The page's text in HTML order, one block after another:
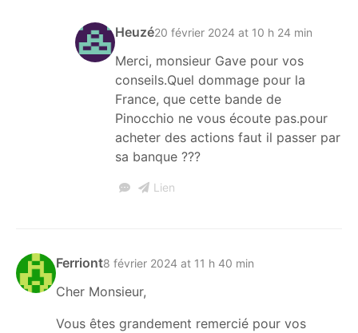
Heuzé20 février 2024 at 10 h 24 min
Merci, monsieur Gave pour vos
conseils.Quel dommage pour la
France, que cette bande de
Pinocchio ne vous écoute pas.pour
acheter des actions faut il passer par
sa banque ???
Lien
Ferriont8 février 2024 at 11 h 40 min
Cher Monsieur,
Vous êtes grandement remercié pour vos